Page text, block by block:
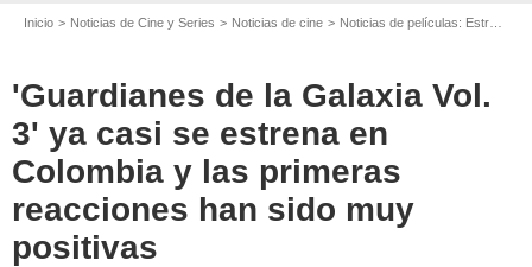
Inicio Noticias de Cine y Series Noticias de cine Noticias de películas: Estreno de película
'Guardianes de la Galaxia Vol.
3' ya casi se estrena en
Colombia y las primeras
reacciones han sido muy
positivas
Guardianes de la Galaxia: Volumen 3/Copyright 2022 MARVEL.